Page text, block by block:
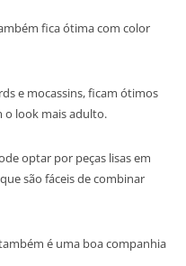
fica ótima com color
e mocassins, ficam ótimos
o look mais adulto.
optar por peças lisas em
são fáceis de combinar
é uma boa companhia